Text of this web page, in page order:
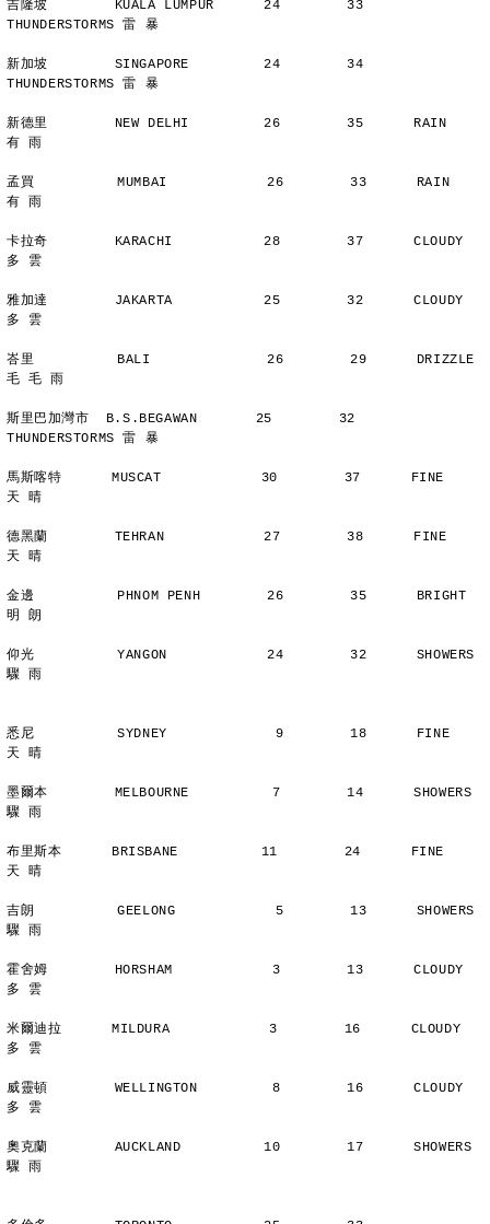
吉隆坡        KUALA LUMPUR      24        33
THUNDERSTORMS 雷 暴
新加坡        SINGAPORE         24        34
THUNDERSTORMS 雷 暴
新德里        NEW DELHI         26        35      RAIN
有 雨
孟買          MUMBAI            26        33      RAIN
有 雨
卡拉奇        KARACHI           28        37      CLOUDY
多 雲
雅加達        JAKARTA           25        32      CLOUDY
多 雲
峇里          BALI              26        29      DRIZZLE
毛 毛 雨
斯里巴加灣市  B.S.BEGAWAN       25        32
THUNDERSTORMS 雷 暴
馬斯喀特      MUSCAT            30        37      FINE
天 晴
德黑蘭        TEHRAN            27        38      FINE
天 晴
金邊          PHNOM PENH        26        35      BRIGHT
明 朗
仰光          YANGON            24        32      SHOWERS
驟 雨
悉尼          SYDNEY             9        18      FINE
天 晴
墨爾本        MELBOURNE          7        14      SHOWERS
驟 雨
布里斯本      BRISBANE          11        24      FINE
天 晴
吉朗          GEELONG            5        13      SHOWERS
驟 雨
霍舍姆        HORSHAM            3        13      CLOUDY
多 雲
米爾迪拉      MILDURA            3        16      CLOUDY
多 雲
威靈頓        WELLINGTON         8        16      CLOUDY
多 雲
奧克蘭        AUCKLAND          10        17      SHOWERS
驟 雨